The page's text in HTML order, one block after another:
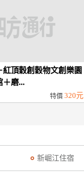
紅頂穀創穀物文創樂園
＋磨...
特價320元
新崛江住宿